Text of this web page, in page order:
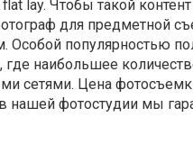
lay. Чтобы такой
для предметной
популярностью
наибольшее
сетями. Цена
в нашей фотостудии мы